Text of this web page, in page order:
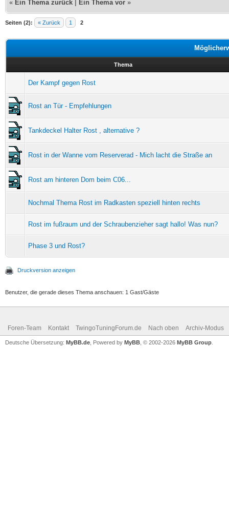
« Ein Thema zurück Ein Thema vor »
Seiten (2): « Zurück 1 2
Thema
Der Kampf gegen Rost
Rost an Tür - Empfehlungen
Tankdeckel Halter Rost , alternative ?
Rost in der Wanne vom Reserverad - Mich lacht die Straße an
Rost am hinteren Dom beim C06...
Nochmal Thema Rost im Radkasten speziell hinten rechts
Rost im fußraum und der Schraubenzieher sagt hallo! Was nun?
Phase 3 und Rost?
Druckversion anzeigen
Benutzer, die gerade dieses Thema anschauen: 1 Gast/Gäste
Foren-Team Kontakt TwingoTuningForum.de Nach oben Archiv-Modus
Deutsche Übersetzung: MyBB.de , Powered by MyBB , © 2002-2026 MyBB Group